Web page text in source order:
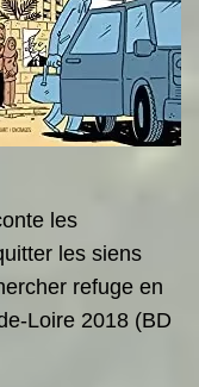
les
les siens
refuge en
Loire 2018 (BD